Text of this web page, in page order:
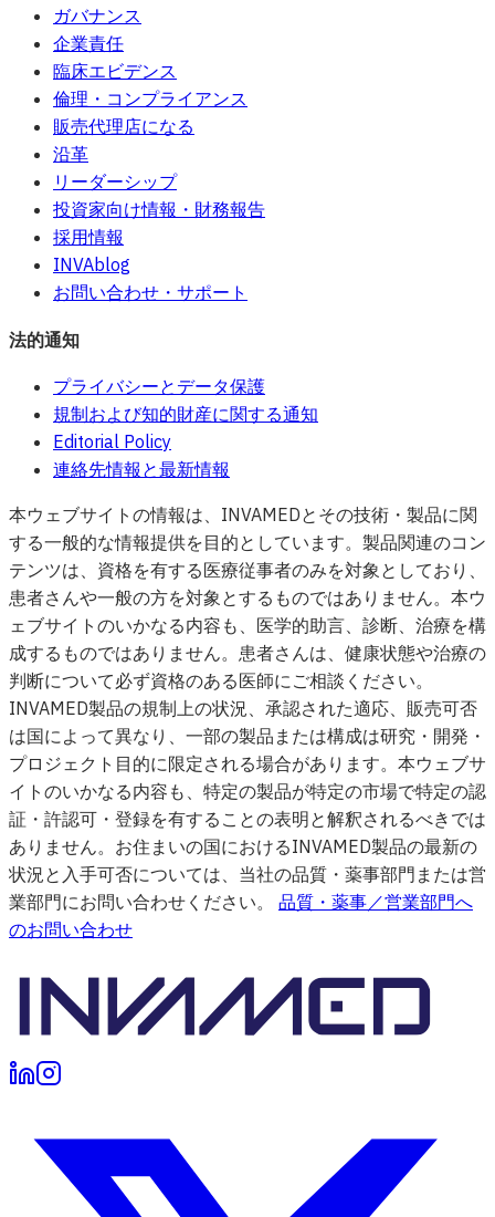
ガバナンス
企業責任
臨床エビデンス
倫理・コンプライアンス
販売代理店になる
沿革
リーダーシップ
投資家向け情報・財務報告
採用情報
INVAblog
お問い合わせ・サポート
法的通知
プライバシーとデータ保護
規制および知的財産に関する通知
Editorial Policy
連絡先情報と最新情報
本ウェブサイトの情報は、INVAMEDとその技術・製品に関
する一般的な情報提供を目的としています。製品関連のコン
テンツは、資格を有する医療従事者のみを対象としており、
患者さんや一般の方を対象とするものではありません。本ウ
ェブサイトのいかなる内容も、医学的助言、診断、治療を構
成するものではありません。患者さんは、健康状態や治療の
判断について必ず資格のある医師にご相談ください。
INVAMED製品の規制上の状況、承認された適応、販売可否
は国によって異なり、一部の製品または構成は研究・開発・
プロジェクト目的に限定される場合があります。本ウェブサ
イトのいかなる内容も、特定の製品が特定の市場で特定の認
証・許認可・登録を有することの表明と解釈されるべきでは
ありません。お住まいの国におけるINVAMED製品の最新の
状況と入手可否については、当社の品質・薬事部門または営
業部門にお問い合わせください。
品質・薬事／営業部門へ
のお問い合わせ